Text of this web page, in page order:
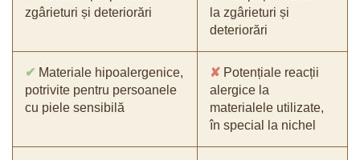
zgârieturi și deteriorări
la zgârieturi și
deteriorări
✔ Materiale hipoalergenice,
potrivite pentru persoanele
cu piele sensibilă
✘ Potențiale reacții
alergice la
materialele utilizate,
în special la nichel